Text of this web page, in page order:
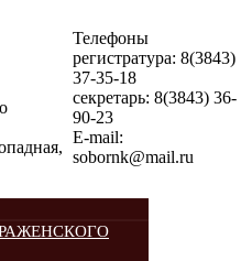
Телефоны
регистратура: 8(3843)
37-35-18
секретарь: 8(3843) 36-
90-23
E-mail:
sobornk@mail.ru